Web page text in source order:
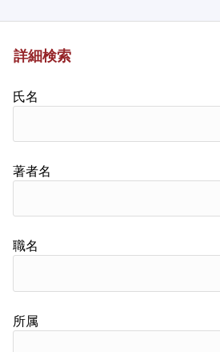
詳細検索
氏名
著者名
職名
所属